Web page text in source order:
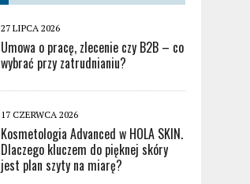
27 LIPCA 2026
Umowa o pracę, zlecenie czy B2B – co
wybrać przy zatrudnianiu?
17 CZERWCA 2026
Kosmetologia Advanced w HOLA SKIN.
Dlaczego kluczem do pięknej skóry
jest plan szyty na miarę?